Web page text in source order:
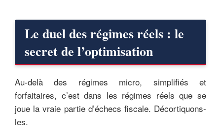
Le duel des régimes réels : le
secret de l’optimisation
Au-delà des régimes micro, simplifiés et
forfaitaires, c’est dans les régimes réels que se
joue la vraie partie d’échecs fiscale. Décortiquons-
les.